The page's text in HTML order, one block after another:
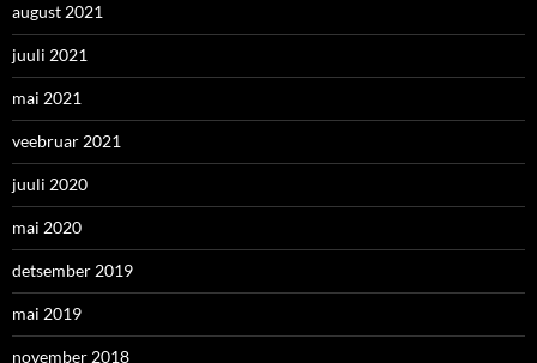
august 2021
juuli 2021
mai 2021
veebruar 2021
juuli 2020
mai 2020
detsember 2019
mai 2019
november 2018